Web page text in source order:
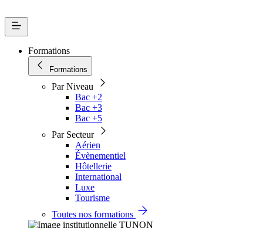
Formations
Formations
Par Niveau
Bac +2
Bac +3
Bac +5
Par Secteur
Aérien
Évènementiel
Hôtellerie
International
Luxe
Tourisme
Toutes nos formations